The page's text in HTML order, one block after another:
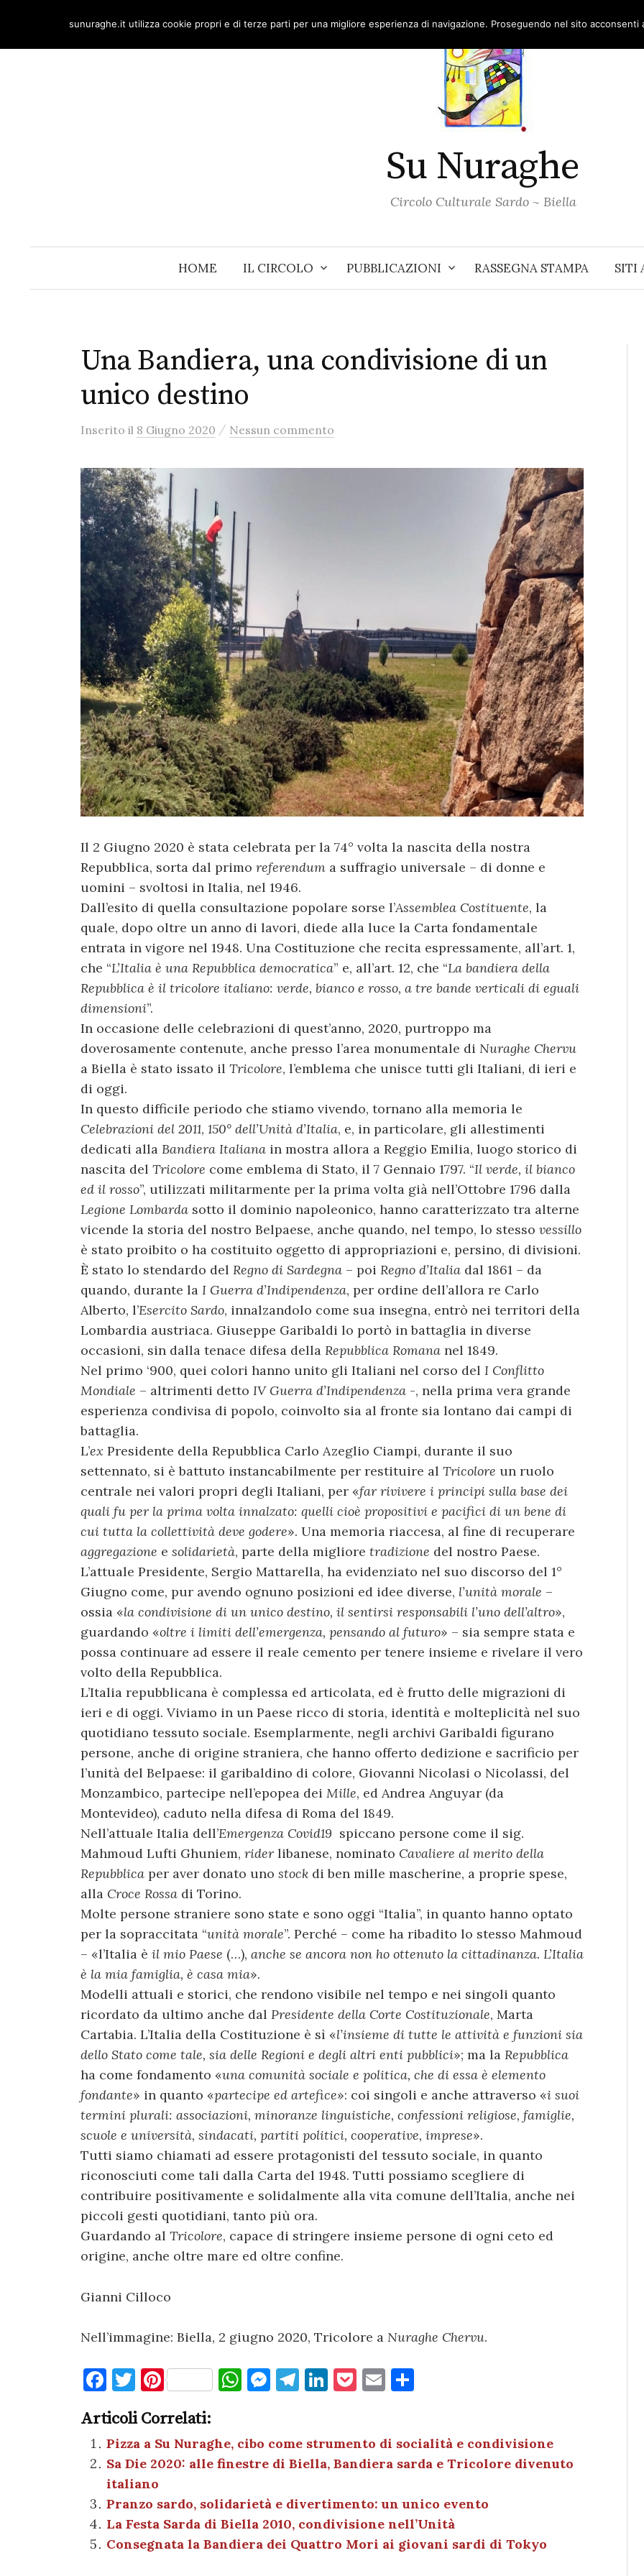
content
Su Nuraghe
Circolo Culturale Sardo ~ Biella
HOME IL CIRCOLO PUBBLICAZIONI RASSEGNA STAMPA SITI
Una Bandiera, una condivisione di un
unico destino
Inserito il 8 Giugno 2020 / Nessun commento
Il 2 Giugno 2020 è stata celebrata per la 74° volta la nascita della nostra
Repubblica, sorta dal primo referendum a suffragio universale – di donne e
uomini – svoltosi in Italia, nel 1946.
Dall’esito di quella consultazione popolare sorse l’Assemblea Costituente, la
quale, dopo oltre un anno di lavori, diede alla luce la Carta fondamentale
entrata in vigore nel 1948. Una Costituzione che recita espressamente, all’art. 1,
che “L’Italia è una Repubblica democratica” e, all’art. 12, che “La bandiera della
Repubblica è il tricolore italiano: verde, bianco e rosso, a tre bande verticali di eguali
dimensioni”.
In occasione delle celebrazioni di quest’anno, 2020, purtroppo ma
doverosamente contenute, anche presso l’area monumentale di Nuraghe Chervu
a Biella è stato issato il Tricolore, l’emblema che unisce tutti gli Italiani, di ieri e
di oggi.
In questo difficile periodo che stiamo vivendo, tornano alla memoria le
Celebrazioni del 2011, 150° dell’Unità d’Italia, e, in particolare, gli allestimenti
dedicati alla Bandiera Italiana in mostra allora a Reggio Emilia, luogo storico di
nascita del Tricolore come emblema di Stato, il 7 Gennaio 1797. “Il verde, il bianco
ed il rosso”, utilizzati militarmente per la prima volta già nell’Ottobre 1796 dalla
Legione Lombarda sotto il dominio napoleonico, hanno caratterizzato tra alterne
vicende la storia del nostro Belpaese, anche quando, nel tempo, lo stesso vessillo
è stato proibito o ha costituito oggetto di appropriazioni e, persino, di divisioni.
È stato lo stendardo del Regno di Sardegna – poi Regno d’Italia dal 1861 – da
quando, durante la I Guerra d’Indipendenza, per ordine dell’allora re Carlo
Alberto, l’Esercito Sardo, innalzandolo come sua insegna, entrò nei territori della
Lombardia austriaca. Giuseppe Garibaldi lo portò in battaglia in diverse
occasioni, sin dalla tenace difesa della Repubblica Romana nel 1849.
Nel primo ‘900, quei colori hanno unito gli Italiani nel corso del I Conflitto
Mondiale – altrimenti detto IV Guerra d’Indipendenza -, nella prima vera grande
esperienza condivisa di popolo, coinvolto sia al fronte sia lontano dai campi di
battaglia.
L’ex Presidente della Repubblica Carlo Azeglio Ciampi, durante il suo
settennato, si è battuto instancabilmente per restituire al Tricolore un ruolo
centrale nei valori propri degli Italiani, per «far rivivere i principi sulla base dei
quali fu per la prima volta innalzato: quelli cioè propositivi e pacifici di un bene di
cui tutta la collettività deve godere». Una memoria riaccesa, al fine di recuperare
aggregazione e solidarietà, parte della migliore tradizione del nostro Paese.
L’attuale Presidente, Sergio Mattarella, ha evidenziato nel suo discorso del 1°
Giugno come, pur avendo ognuno posizioni ed idee diverse, l’unità morale –
ossia «la condivisione di un unico destino, il sentirsi responsabili l’uno dell’altro»,
guardando «oltre i limiti dell’emergenza, pensando al futuro» – sia sempre stata e
possa continuare ad essere il reale cemento per tenere insieme e rivelare il vero
volto della Repubblica.
L’Italia repubblicana è complessa ed articolata, ed è frutto delle migrazioni di
ieri e di oggi. Viviamo in un Paese ricco di storia, identità e molteplicità nel suo
quotidiano tessuto sociale. Esemplarmente, negli archivi Garibaldi figurano
persone, anche di origine straniera, che hanno offerto dedizione e sacrificio per
l’unità del Belpaese: il garibaldino di colore, Giovanni Nicolasi o Nicolassi, del
Monzambico, partecipe nell’epopea dei Mille, ed Andrea Anguyar (da
Montevideo), caduto nella difesa di Roma del 1849.
Nell’attuale Italia dell’Emergenza Covid19 spiccano persone come il sig.
Mahmoud Lufti Ghuniem, rider libanese, nominato Cavaliere al merito della
Repubblica per aver donato uno stock di ben mille mascherine, a proprie spese,
alla Croce Rossa di Torino.
Molte persone straniere sono state e sono oggi “Italia”, in quanto hanno optato
per la sopraccitata “unità morale”. Perché – come ha ribadito lo stesso Mahmoud
– «l’Italia è il mio Paese (…), anche se ancora non ho ottenuto la cittadinanza. L’Italia
è la mia famiglia, è casa mia».
Modelli attuali e storici, che rendono visibile nel tempo e nei singoli quanto
ricordato da ultimo anche dal Presidente della Corte Costituzionale, Marta
Cartabia. L’Italia della Costituzione è sì «l’insieme di tutte le attività e funzioni sia
dello Stato come tale, sia delle Regioni e degli altri enti pubblici»; ma la Repubblica
ha come fondamento «una comunità sociale e politica, che di essa è elemento
fondante» in quanto «partecipe ed artefice»: coi singoli e anche attraverso «i suoi
termini plurali: associazioni, minoranze linguistiche, confessioni religiose, famiglie,
scuole e università, sindacati, partiti politici, cooperative, imprese».
Tutti siamo chiamati ad essere protagonisti del tessuto sociale, in quanto
riconosciuti come tali dalla Carta del 1948. Tutti possiamo scegliere di
contribuire positivamente e solidalmente alla vita comune dell’Italia, anche nei
piccoli gesti quotidiani, tanto più ora.
Guardando al Tricolore, capace di stringere insieme persone di ogni ceto ed
origine, anche oltre mare ed oltre confine.
Gianni Cilloco
Nell’immagine: Biella, 2 giugno 2020, Tricolore a Nuraghe Chervu.
F
c
e
b
o
o
k
T
it
te
r
Pi
er
es
t
W
s
A
p
p
M
n
g
er
T
gr
a
m
Li
e
dI
n
P
k
et
E
l di
vi
di
Articoli Correlati:
Pizza a Su Nuraghe, cibo come strumento di socialità e condivisione
Sa Die 2020: alle finestre di Biella, Bandiera sarda e Tricolore divenuto
italiano
Pranzo sardo, solidarietà e divertimento: un unico evento
La Festa Sarda di Biella 2010, condivisione nell’Unità
Consegnata la Bandiera dei Quattro Mori ai giovani sardi di Tokyo
sunuraghe.it utilizza cookie propri e di terze parti per una migliore esperienza di navigazione. Proseguendo nel sito acconsenti